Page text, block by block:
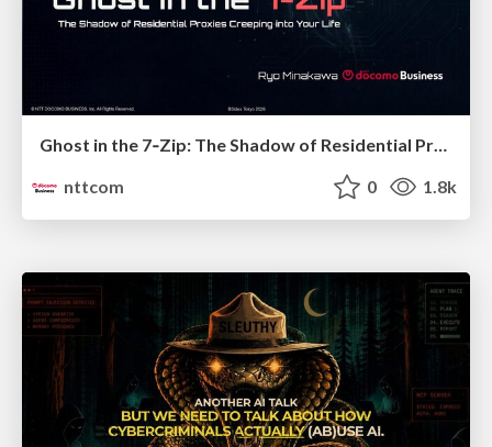
Ghost in the 7‑Zip: The Shadow of Residential Proxies Creeping into Your Life
nttcom
0 1.8k